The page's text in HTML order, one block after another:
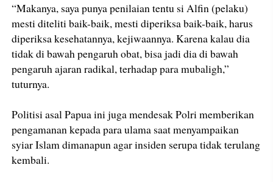
“Makanya, saya punya penilaian tentu si Alfin (pelaku)
mesti diteliti baik-baik, mesti diperiksa baik-baik, harus
diperiksa kesehatannya, kejiwaannya. Karena kalau dia
tidak di bawah pengaruh obat, bisa jadi dia di bawah
pengaruh ajaran radikal, terhadap para mubaligh,”
tuturnya.
Politisi asal Papua ini juga mendesak Polri memberikan
pengamanan kepada para ulama saat menyampaikan
syiar Islam dimanapun agar insiden serupa tidak terulang
kembali.